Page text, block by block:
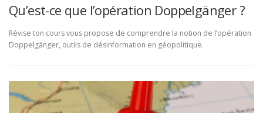
Qu’est-ce que l’opération Doppelgänger ?
Révise ton cours vous propose de comprendre la notion de l’opération
Doppelgänger, outils de désinformation en géopolitique.